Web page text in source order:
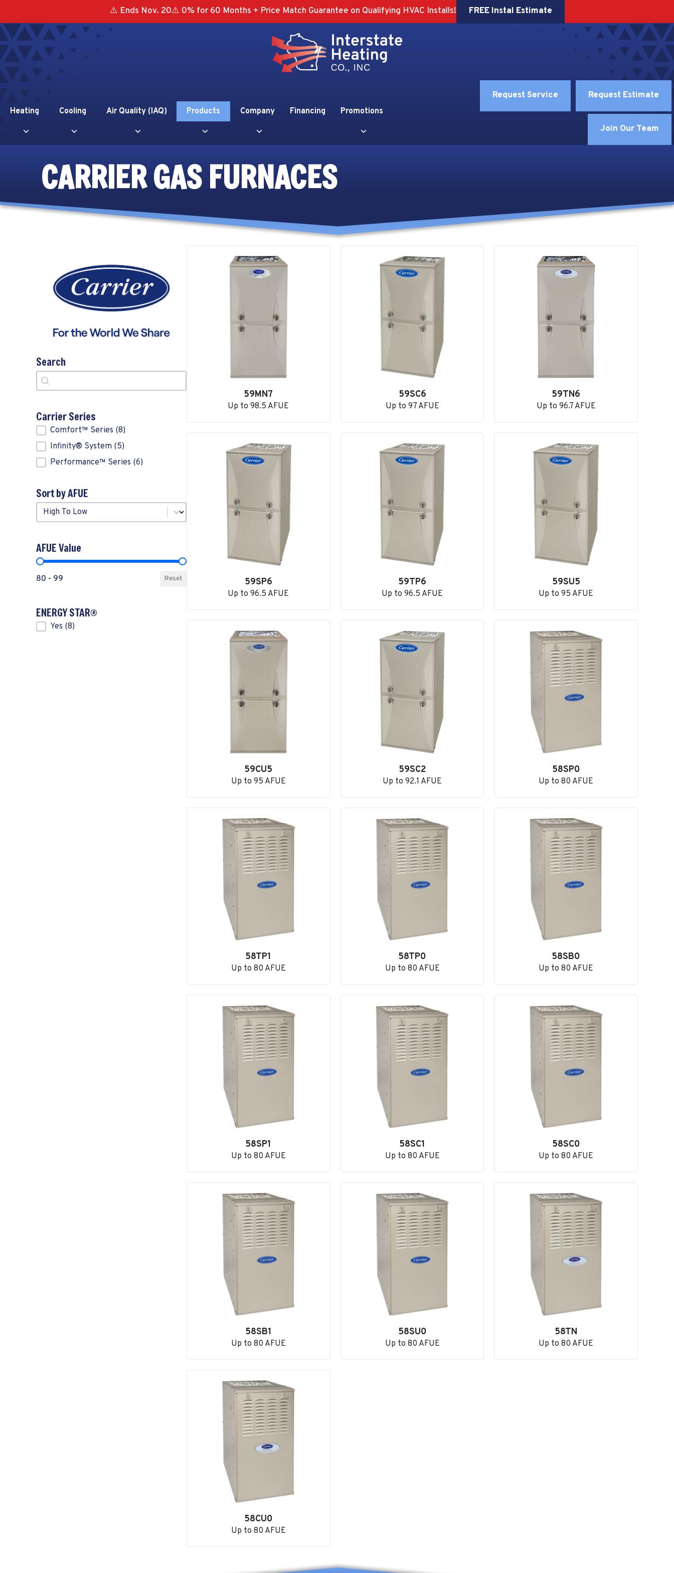
Content
navigation
⚠️ Ends Nov. 20⚠️ 0% for 60 Months + Price Match Guarantee on Qualifying HVAC Installs! FREE Instal Estimate
Heating Cooling Air Quality (IAQ) Products Company Financing Promotions
Request Service Request Estimate
Join Our Team
CARRIER GAS FURNACES
Search
Search
Search
Carrier Series
Carrier Series
Comfort™ Series (8)
Infinity® System (5)
Performance™ Series (6)
Sort by AFUE
Sort by AFUE
Sort by AFUE
AFUE Value
AFUE Value
80 - 99 Reset
ENERGY STAR®
ENERGY STAR®
Yes (8)
59MN7
Up to 98.5 AFUE
59SC6
Up to 97 AFUE
59TN6
Up to 96.7 AFUE
59SP6
Up to 96.5 AFUE
59TP6
Up to 96.5 AFUE
59SU5
Up to 95 AFUE
59CU5
Up to 95 AFUE
59SC2
Up to 92.1 AFUE
58SP0
Up to 80 AFUE
58TP1
Up to 80 AFUE
58TP0
Up to 80 AFUE
58SB0
Up to 80 AFUE
58SP1
Up to 80 AFUE
58SC1
Up to 80 AFUE
58SC0
Up to 80 AFUE
58SB1
Up to 80 AFUE
58SU0
Up to 80 AFUE
58TN
Up to 80 AFUE
58CU0
Up to 80 AFUE